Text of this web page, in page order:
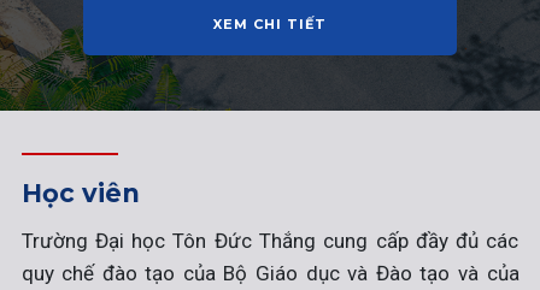
XEM CHI TIẾT
Học viên
Trường Đại học Tôn Đức Thắng cung cấp đầy đủ các
quy chế đào tạo của Bộ Giáo dục và Đào tạo và của